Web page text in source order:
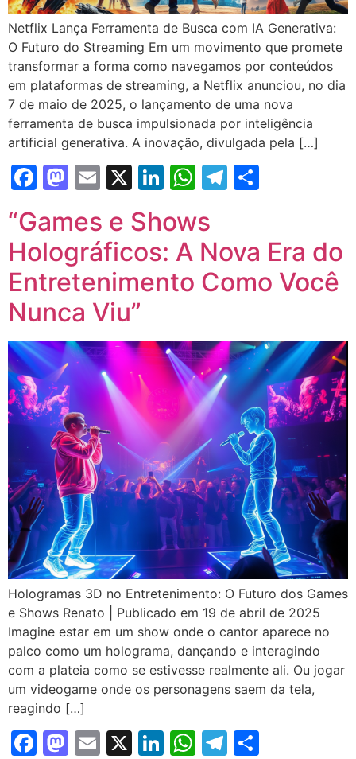
Netflix Lança Ferramenta de Busca com IA Generativa:
O Futuro do Streaming Em um movimento que promete
transformar a forma como navegamos por conteúdos
em plataformas de streaming, a Netflix anunciou, no dia
7 de maio de 2025, o lançamento de uma nova
ferramenta de busca impulsionada por inteligência
artificial generativa. A inovação, divulgada pela […]
Facebook
Mastodon
Email
X LinkedIn
WhatsApp
Telegram
“Games e Shows
Holográficos: A Nova Era do
Entretenimento Como Você
Nunca Viu”
Hologramas 3D no Entretenimento: O Futuro dos Games
e Shows Renato | Publicado em 19 de abril de 2025
Imagine estar em um show onde o cantor aparece no
palco como um holograma, dançando e interagindo
com a plateia como se estivesse realmente ali. Ou jogar
um videogame onde os personagens saem da tela,
reagindo […]
Facebook
Mastodon
Email
X LinkedIn
WhatsApp
Telegram